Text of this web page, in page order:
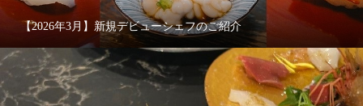
【2026年3月】新規デビューシェフのご紹介